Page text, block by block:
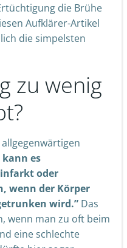
die Brühe
Aufklärer-Artikel
die simpelsten
zu wenig
kann es
oder
wenn der Körper
wird.” Das
wenn man zu oft beim
eine schlechte